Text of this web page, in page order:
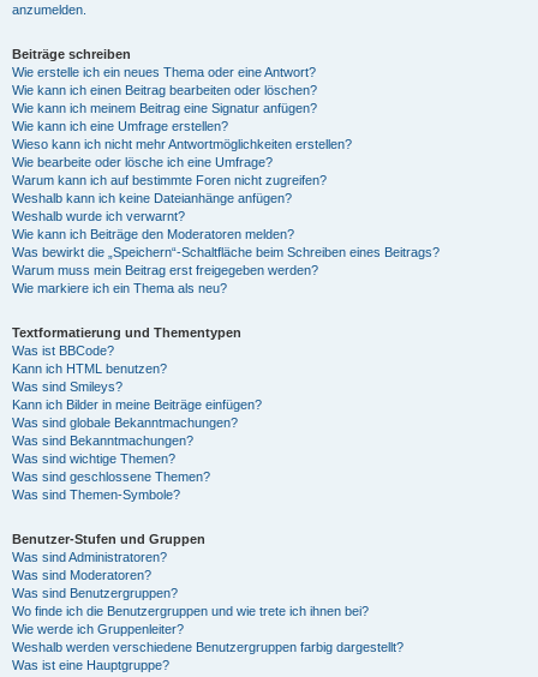
anzumelden.
Beiträge schreiben
Wie erstelle ich ein neues Thema oder eine Antwort?
Wie kann ich einen Beitrag bearbeiten oder löschen?
Wie kann ich meinem Beitrag eine Signatur anfügen?
Wie kann ich eine Umfrage erstellen?
Wieso kann ich nicht mehr Antwortmöglichkeiten erstellen?
Wie bearbeite oder lösche ich eine Umfrage?
Warum kann ich auf bestimmte Foren nicht zugreifen?
Weshalb kann ich keine Dateianhänge anfügen?
Weshalb wurde ich verwarnt?
Wie kann ich Beiträge den Moderatoren melden?
Was bewirkt die „Speichern“-Schaltfläche beim Schreiben eines Beitrags?
Warum muss mein Beitrag erst freigegeben werden?
Wie markiere ich ein Thema als neu?
Textformatierung und Thementypen
Was ist BBCode?
Kann ich HTML benutzen?
Was sind Smileys?
Kann ich Bilder in meine Beiträge einfügen?
Was sind globale Bekanntmachungen?
Was sind Bekanntmachungen?
Was sind wichtige Themen?
Was sind geschlossene Themen?
Was sind Themen-Symbole?
Benutzer-Stufen und Gruppen
Was sind Administratoren?
Was sind Moderatoren?
Was sind Benutzergruppen?
Wo finde ich die Benutzergruppen und wie trete ich ihnen bei?
Wie werde ich Gruppenleiter?
Weshalb werden verschiedene Benutzergruppen farbig dargestellt?
Was ist eine Hauptgruppe?